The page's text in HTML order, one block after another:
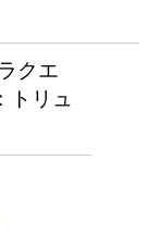
クエ
トリュ